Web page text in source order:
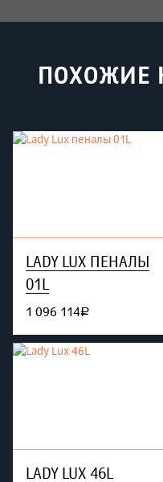
ПОХОЖИЕ
LADY LUX ПЕНАЛЫ
01L
1 096 114руб.
LADY LUX 46L